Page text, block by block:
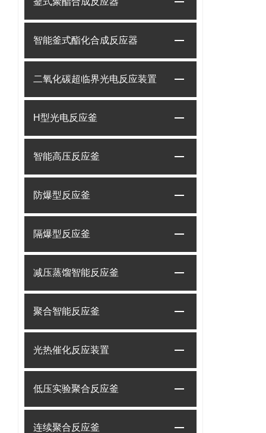
智能釜式酯化合成反应器
二氧化碳超临界光电反应装置
H型光电反应釜
智能高压反应釜
防爆型反应釜
隔爆型反应釜
减压蒸馏智能反应釜
聚合智能反应釜
光热催化反应装置
低压实验聚合反应釜
连续聚合反应釜